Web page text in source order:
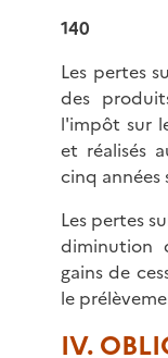
140
Les pertes
des
l'impôt sur
et réalisés
cinq années
Les pertes
diminution
gains de
le
IV.